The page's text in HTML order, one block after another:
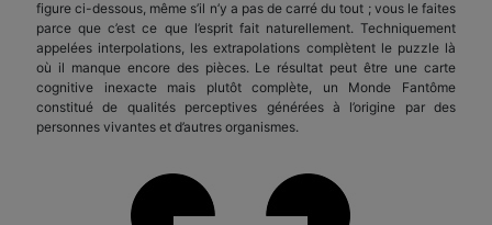
figure ci-dessous, même s’il n’y a pas de carré du tout ; vous le faites
parce que c’est ce que l’esprit fait naturellement. Techniquement
appelées interpolations, les extrapolations complètent le puzzle là
où il manque encore des pièces. Le résultat peut être une carte
cognitive inexacte mais plutôt complète, un Monde Fantôme
constitué de qualités perceptives générées à l’origine par des
personnes vivantes et d’autres organismes.